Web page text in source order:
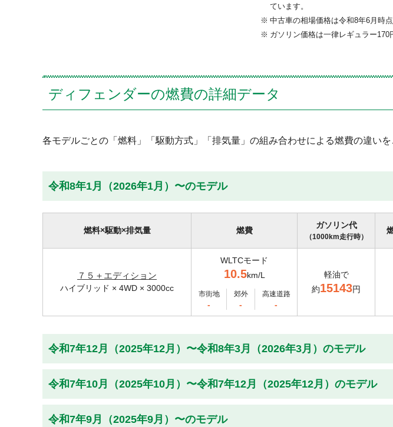
ています。
中古車の相場価格は令和8年6月時
ガソリン価格は一律レギュラー170
ディフェンダーの燃費の詳細データ
各モデルごとの「燃料」「駆動方式」「排気量」の組み合わせによる燃費の違いを
令和8年1月（2026年1月）〜のモデル
燃料×駆動×排気量 燃費
ガソリン代
（1000km走行時）
７５＋エディション
ハイブリッド × 4WD × 3000cc
WLTCモード
10.5km/L
市街地
-
郊外
-
高速道路
-
軽油で
約15143円
令和7年12月（2025年12月）〜令和8年3月（2026年3月）のモデル
令和7年10月（2025年10月）〜令和7年12月（2025年12月）のモデル
令和7年9月（2025年9月）〜のモデル